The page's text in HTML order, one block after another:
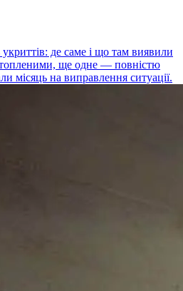
де саме і що там виявили
ще одне — повністю
місяць на виправлення ситуації.